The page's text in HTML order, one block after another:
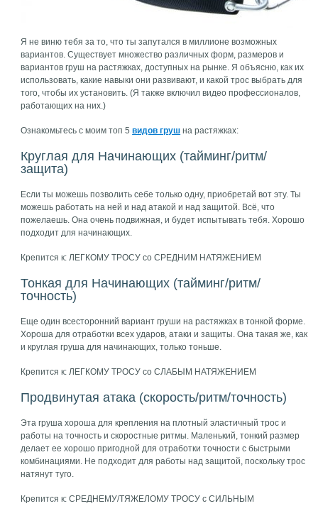
Я не виню тебя за то, что ты запутался в миллионе возможных
вариантов. Существует множество различных форм, размеров и
вариантов груш на растяжках, доступных на рынке. Я объясню, как их
использовать, какие навыки они развивают, и какой трос выбрать для
того, чтобы их установить. (Я также включил видео профессионалов,
работающих на них.)
Ознакомьтесь с моим топ 5видов груш на растяжках:
Круглая для Начинающих (тайминг/ритм/
защита)
Если ты можешь позволить себе только одну, приобретай вот эту. Ты
можешь работать на ней и над атакой и над защитой. Всё, что
пожелаешь. Она очень подвижная, и будет испытывать тебя. Хорошо
подходит для начинающих.
Крепится к: ЛЕГКОМУ ТРОСУ со СРЕДНИМ НАТЯЖЕНИЕМ
Тонкая для Начинающих (тайминг/ритм/
точность)
Еще один всесторонний вариант груши на растяжках в тонкой форме.
Хороша для отработки всех ударов, атаки и защиты. Она такая же, как
и круглая груша для начинающих, только тоньше.
Крепится к: ЛЕГКОМУ ТРОСУ со СЛАБЫМ НАТЯЖЕНИЕМ
Продвинутая атака (скорость/ритм/точность)
Эта груша хороша для крепления на плотный эластичный трос и
работы на точность и скоростные ритмы. Маленький, тонкий размер
делает ее хорошо пригодной для отработки точности с быстрыми
комбинациями. Не подходит для работы над защитой, поскольку трос
натянут туго.
Крепится к: СРЕДНЕМУ/ТЯЖЕЛОМУ ТРОСУ с СИЛЬНЫМ